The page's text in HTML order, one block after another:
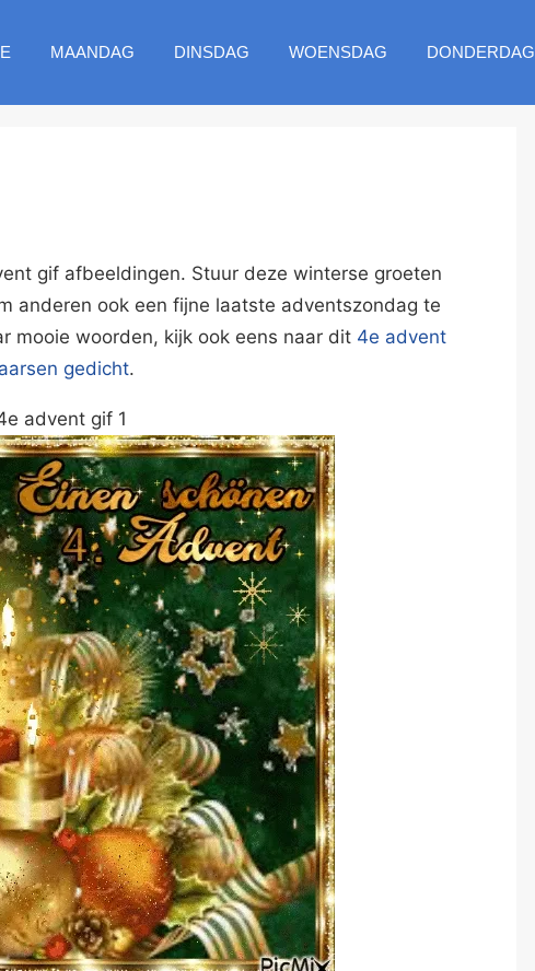
MAANDAG DINSDAG WOENSDAG DONDERDAG
gif afbeeldingen. Stuur deze winterse groeten
anderen ook een fijne laatste adventszondag te
mooie woorden, kijk ook eens naar dit 4e advent
gedicht.
advent gif 1